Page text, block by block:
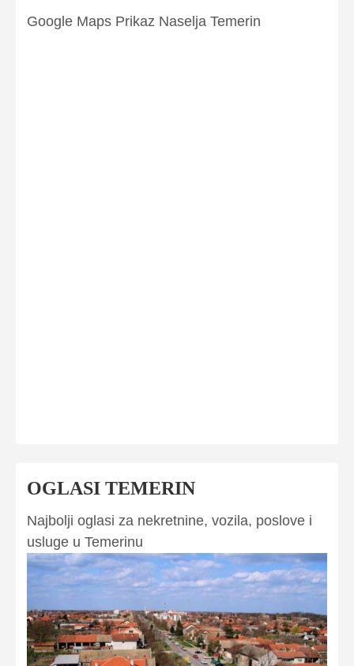
Google Maps Prikaz Naselja Temerin
OGLASI TEMERIN
Najbolji oglasi za nekretnine, vozila, poslove i
usluge u Temerinu